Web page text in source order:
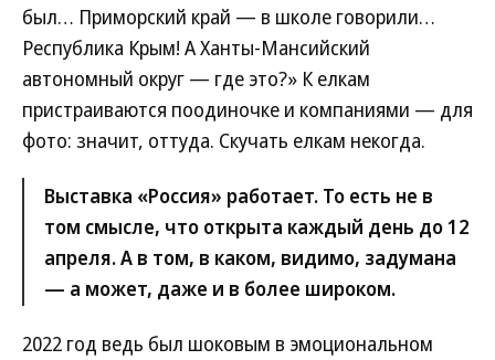
был… Приморский край — в школе говорили…
Республика Крым! А Ханты-Мансийский
автономный округ — где это?» К елкам
пристраиваются поодиночке и компаниями — для
фото: значит, оттуда. Скучать елкам некогда.
Выставка «Россия» работает. То есть не в
том смысле, что открыта каждый день до 12
апреля. А в том, в каком, видимо, задумана
— а может, даже и в более широком.
2022 год ведь был шоковым в эмоциональном